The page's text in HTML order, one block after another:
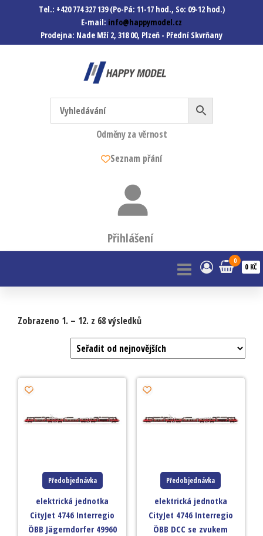
Tel.: +420 774 327 139 (Po-Pá: 11-17 hod., So: 09-12 hod.)
E-mail: info@happymodel.cz
Prodejna: Nade Mží 2, 318 00, Plzeň - Přední Skvrňany
Happymodel.cz
Modely autíček, modelová
železnice, mašinky, vagóny a
mnohem víc.
Odměny za věrnost
Seznam přání
Přihlášení
0
0 KČ
Zobrazeno 1. – 12. z 68 výsledků
Předobjednávka
elektrická jednotka
CityJet 4746 Interregio
ÖBB Jägerndorfer 49960
Předobjednávka
elektrická jednotka
CityJet 4746 Interregio
ÖBB DCC se zvukem